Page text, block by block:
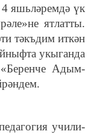
яшь­лә­рем­дә үк
ят­лат­ты.
тәкъ­дим ит­кән
укы­ган­да
«Бе­рен­че Адым­
учи­ли­